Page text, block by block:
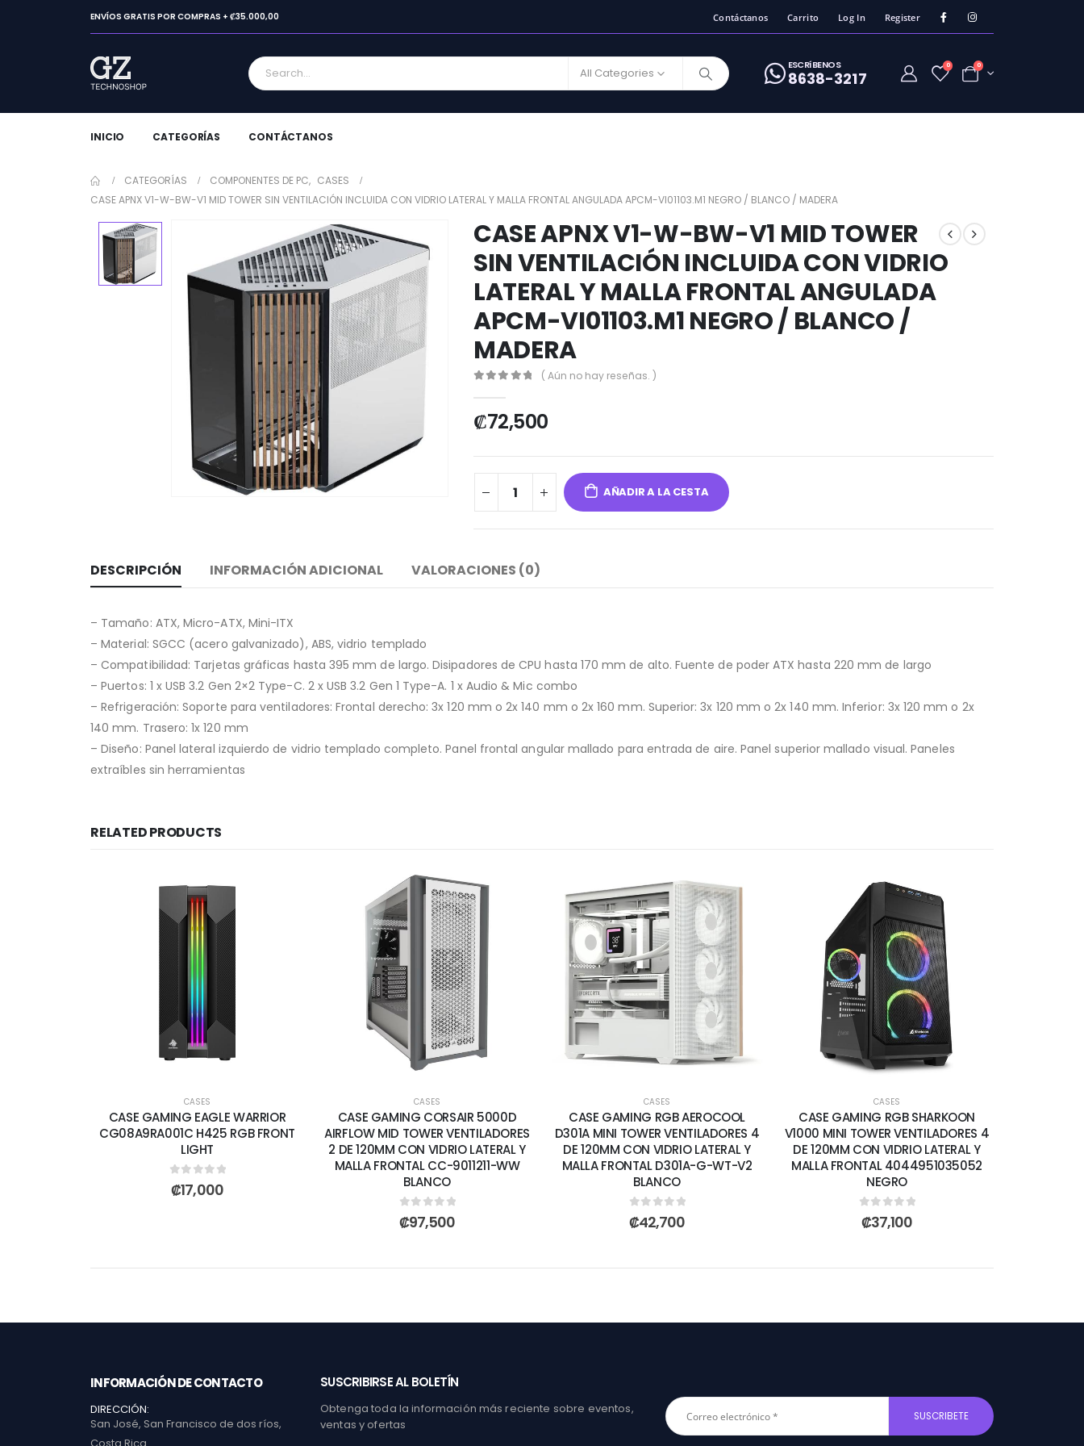
ENVÍOS GRATIS POR COMPRAS + ₡35.000,00 Contáctanos Carrito Log In Register
All Categories
ESCRíBENOS
8638-3217
0 0
INICIO CATEGORÍAS CONTÁCTANOS
CATEGORÍAS COMPONENTES DE PC, CASES
CASE APNX V1-W-BW-V1 MID TOWER SIN VENTILACIÓN INCLUIDA CON VIDRIO LATERAL Y MALLA FRONTAL ANGULADA APCM-VI01103.M1 NEGRO / BLANCO / MADERA
CASE APNX V1-W-BW-V1 MID TOWER
SIN VENTILACIÓN INCLUIDA CON VIDRIO
LATERAL Y MALLA FRONTAL ANGULADA
APCM-VI01103.M1 NEGRO / BLANCO /
MADERA
( Aún no hay reseñas. )
₡72,500
AÑADIR A LA CESTA
DESCRIPCIÓN INFORMACIÓN ADICIONAL VALORACIONES (0)
– Tamaño: ATX, Micro-ATX, Mini-ITX
– Material: SGCC (acero galvanizado), ABS, vidrio templado
– Compatibilidad: Tarjetas gráficas hasta 395 mm de largo. Disipadores de CPU hasta 170 mm de alto. Fuente de poder ATX hasta 220 mm de largo
– Puertos: 1 x USB 3.2 Gen 2×2 Type-C. 2 x USB 3.2 Gen 1 Type-A. 1 x Audio & Mic combo
– Refrigeración: Soporte para ventiladores: Frontal derecho: 3x 120 mm o 2x 140 mm o 2x 160 mm. Superior: 3x 120 mm o 2x 140 mm. Inferior: 3x 120 mm o 2x
140 mm. Trasero: 1x 120 mm
– Diseño: Panel lateral izquierdo de vidrio templado completo. Panel frontal angular mallado para entrada de aire. Panel superior mallado visual. Paneles
extraíbles sin herramientas
RELATED PRODUCTS
CASES
CASE GAMING EAGLE WARRIOR
CG08A9RA001C H425 RGB FRONT
LIGHT
0out of 5
₡17,000
CASES
CASE GAMING CORSAIR 5000D
AIRFLOW MID TOWER VENTILADORES
2 DE 120MM CON VIDRIO LATERAL Y
MALLA FRONTAL CC-9011211-WW
BLANCO
0out of 5
₡97,500
CASES
CASE GAMING RGB AEROCOOL
D301A MINI TOWER VENTILADORES 4
DE 120MM CON VIDRIO LATERAL Y
MALLA FRONTAL D301A-G-WT-V2
BLANCO
0out of 5
₡42,700
CASES
CASE GAMING RGB SHARKOON
V1000 MINI TOWER VENTILADORES 4
DE 120MM CON VIDRIO LATERAL Y
MALLA FRONTAL 4044951035052
NEGRO
0out of 5
₡37,100
INFORMACIÓN DE CONTACTO
DIRECCIÓN:
San José, San Francisco de dos ríos,
SUSCRIBIRSE AL BOLETÍN
Obtenga toda la información más reciente sobre eventos,
ventas y ofertas